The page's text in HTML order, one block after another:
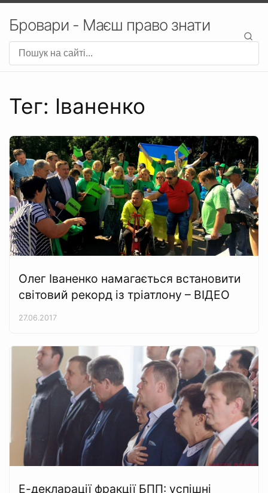
Бровари - Маєш право знати
Тег: Іваненко
Олег Іваненко намагається встановити
світовий рекорд із тріатлону – ВІДЕО
27.06.2017
Е-декларації фракції БПП: успішні